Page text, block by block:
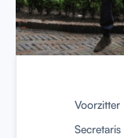
Voorzitter
Secretaris